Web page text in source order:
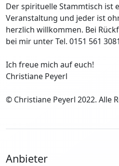
Der spirituelle Stammtisch ist
Veranstaltung und jeder ist
herzlich willkommen. Bei
bei mir unter Tel. 0151 561
Ich freue mich auf euch!
Christiane Peyerl
© Christiane Peyerl 2022. Alle
Anbieter